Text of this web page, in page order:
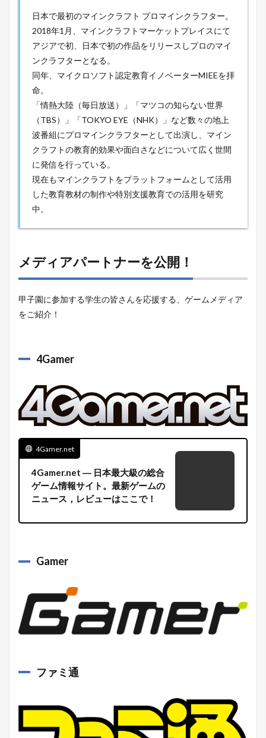
日本で最初のマインクラフト プロマインクラフター。
2018年1月、マインクラフトマーケットプレイスにて
アジアで初、日本で初の作品をリリースしプロのマイ
ンクラフターとなる。
同年、マイクロソフト認定教育イノベーターMIEEを拝
命。
「情熱大陸（毎日放送）」「マツコの知らない世界
（TBS）」「TOKYO EYE（NHK）」など数々の地上
波番組にプロマインクラフターとして出演し、マイン
クラフトの教育的効果や面白さなどについて広く世間
に発信を行っている。
現在もマインクラフトをプラットフォームとして活用
した教育教材の制作や特別支援教育での活用を研究
中。
メディアパートナーを公開！
甲子園に参加する学生の皆さんを応援する、ゲームメディア
をご紹介！
4Gamer
4Gamer.net
4Gamer.net ― 日本最大級の総合
ゲーム情報サイト。最新ゲームの
ニュース，レビューはここで！
Gamer
ファミ通